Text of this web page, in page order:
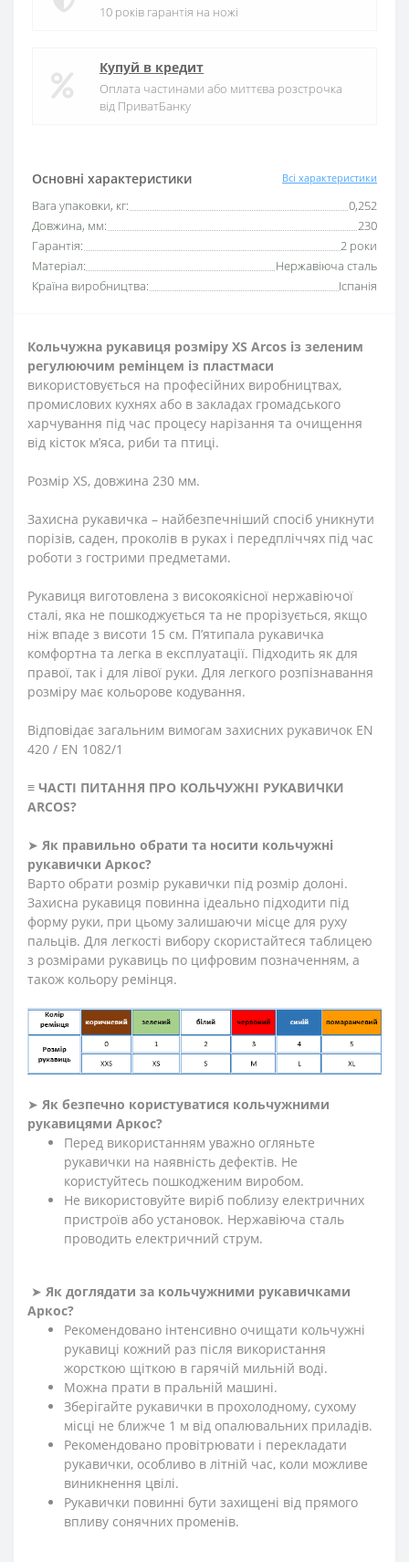
Основні характеристики Всі характеристики
Вага упаковки, кг:
0,252
Довжина, мм:
230
Гарантія:
2 роки
Матеріал:
Нержавіюча сталь
Країна виробництва:
Іспанія
10 років гарантія на ножі
Купуй в кредит
Оплата частинами або миттєва розстрочка
від ПриватБанку
Кольчужна рукавиця розміру XS Arcos із зеленим
регулюючим ремінцем із пластмаси
використовується на професійних виробництвах,
промислових кухнях або в закладах громадського
харчування під час процесу нарізання та очищення
від кісток м’яса, риби та птиці.
Розмір XS, довжина 230 мм.
Захисна рукавичка – найбезпечніший спосіб уникнути
порізів, саден, проколів в руках і передпліччях під час
роботи з гострими предметами.
Рукавиця виготовлена з високоякісної нержавіючої
сталі, яка не пошкоджується та не прорізується, якщо
ніж впаде з висоти 15 см. П’ятипала рукавичка
комфортна та легка в експлуатації. Підходить як для
правої, так і для лівої руки. Для легкого розпізнавання
розміру має кольорове кодування.
Відповідає загальним вимогам захисних рукавичок EN
420 / EN 1082/1
≡ ЧАСТІ ПИТАННЯ ПРО КОЛЬЧУЖНІ РУКАВИЧКИ
ARCOS?
➤ Як правильно обрати та носити кольчужні
рукавички Аркос?
Варто обрати розмір рукавички під розмір долоні.
Захисна рукавиця повинна ідеально підходити під
форму руки, при цьому залишаючи місце для руху
пальців. Для легкості вибору скористайтеся таблицею
з розмірами рукавиць по цифровим позначенням, а
також кольору ремінця.
➤ Як безпечно користуватися кольчужними
рукавицями Аркос?
Перед використанням уважно огляньте
рукавички на наявність дефектів. Не
користуйтесь пошкодженим виробом.
Не використовуйте виріб поблизу електричних
пристроїв або установок. Нержавіюча сталь
проводить електричний струм.
➤ Як доглядати за кольчужними рукавичками
Аркос?
Рекомендовано інтенсивно очищати кольчужні
рукавиці кожний раз після використання
жорсткою щіткою в гарячій мильній воді.
Можна прати в пральній машині.
Зберігайте рукавички в прохолодному, сухому
місці не ближче 1 м від опалювальних приладів.
Рекомендовано провітрювати і перекладати
рукавички, особливо в літній час, коли можливе
виникнення цвілі.
Рукавички повинні бути захищені від прямого
впливу сонячних променів.